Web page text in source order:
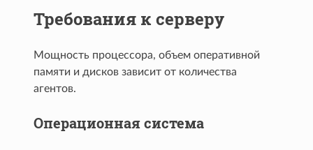
Требования к серверу
Мощность процессора, объем оперативной
памяти и дисков зависит от количества
агентов.
Операционная система